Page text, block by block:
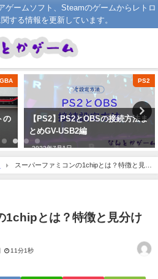
ゲームソフト、Steamのゲームからレトロ
する情報を更新しています。
PS2
法ま
Twitchのチャンネルポイントに
や動画等を設定する法方法
Triggerfyre設定方法
スーパーファミコンの1chipとは？特徴と見分
1chipとは？特徴と見分け
11分1秒